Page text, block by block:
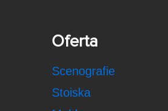
Oferta
Scenografie
Stoiska